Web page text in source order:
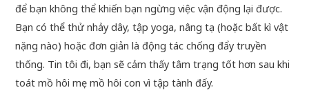
để bạn không thể khiến bạn ngừng việc vận động lại được.
Bạn có thể thử nhảy dây, tập yoga, nâng tạ (hoặc bất kì vật
nặng nào) hoặc đơn giản là động tác chống đẩy truyền
thống. Tin tôi đi, bạn sẽ cảm thấy tâm trạng tốt hơn sau khi
toát mồ hôi mẹ mồ hôi con vì tập tành đấy.